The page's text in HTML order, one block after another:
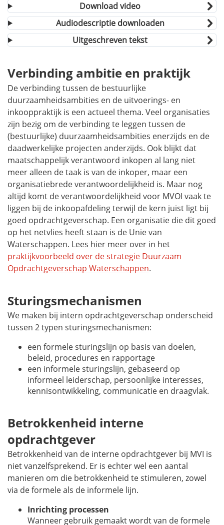
Download video
Audiodescriptie downloaden
Uitgeschreven tekst
Verbinding ambitie en praktijk
De verbinding tussen de bestuurlijke
duurzaamheidsambities en de uitvoerings- en
inkooppraktijk is een actueel thema. Veel organisaties
zijn bezig om de verbinding te leggen tussen de
(bestuurlijke) duurzaamheidsambities enerzijds en de
daadwerkelijke projecten anderzijds. Ook blijkt dat
maatschappelijk verantwoord inkopen al lang niet
meer alleen de taak is van de inkoper, maar een
organisatiebrede verantwoordelijkheid is. Maar nog
altijd komt de verantwoordelijkheid voor MVOI vaak te
liggen bij de inkoopafdeling terwijl de kern juist ligt bij
goed opdrachtgeverschap. Een organisatie die dit goed
op het netvlies heeft staan is de Unie van
Waterschappen. Lees hier meer over in het
praktijkvoorbeeld over de strategie Duurzaam
Opdrachtgeverschap Waterschappen.
Sturingsmechanismen
We maken bij intern opdrachtgeverschap onderscheid
tussen 2 typen sturingsmechanismen:
een formele sturingslijn op basis van doelen,
beleid, procedures en rapportage
een informele sturingslijn, gebaseerd op
informeel leiderschap, persoonlijke interesses,
kennisontwikkeling, communicatie en draagvlak.
Betrokkenheid interne
opdrachtgever
Betrokkenheid van de interne opdrachtgever bij MVI is
niet vanzelfsprekend. Er is echter wel een aantal
manieren om die betrokkenheid te stimuleren, zowel
via de formele als de informele lijn.
Inrichting processen
Wanneer gebruik gemaakt wordt van de formele